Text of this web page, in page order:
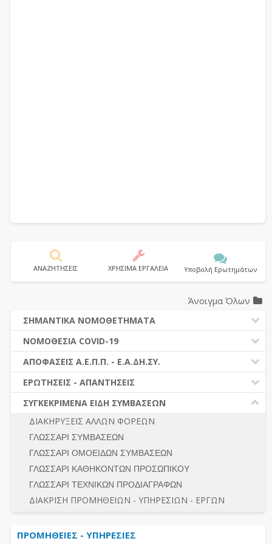
ΑΝΑΖΗΤΗΣΕΙΣ ΧΡΗΣΙΜΑ ΕΡΓΑΛΕΙΑ Υποβολή Ερωτημάτων
Άνοιγμα Όλων
ΣΗΜΑΝΤΙΚΑ ΝΟΜΟΘΕΤΗΜΑΤΑ
ΔΗΜΟΣΙΕΣ ΣΥΜΒΑΣΕΙΣ (Ν. 4412/2016)
ΔΗΜΟΤΙΚΟΣ ΚΩΔΙΚΑΣ (Ν.3463/2006)
ΚΑΛΛΙΚΡΑΤΗΣ (Ν.3852/2010)
ΝΟΜΟΘΕΣΙΑ - ΝΟΜΟΛΟΓΙΑ (ΣΥΝΟΛΟ)
ΝΟΜΟΘΕΣΙΑ COVID-19
ΝΟΜΟΘΕΣΙΑ - ΝΟΜΟΛΟΓΙΑ COVID -19
ΕΡΩΤΗΣΕΙΣ - ΑΠΑΝΤΗΣΕΙΣ
ΑΠΟΦΑΣΕΙΣ Α.Ε.Π.Π. - Ε.Α.ΔΗ.ΣΥ.
ΠΡΟΔΙΚΑΣΤΙΚΗ ΠΡΟΣΦΥΓΗ
ΓΕΝΙΚΟΙ ΚΑΝΟΝΕΣ
ΔΙΚΑΙΟΥΜΕΝΟΙ ΣΥΜΜΕΤΟΧΗΣ
ΠΡΟΣΦΟΡΕΣ – ΔΙΚΑΙΟΛΟΓΗΤΙΚΑ ΣΥΜΜΕΤΟΧΗΣ
ΔΙΕΞΑΓΩΓΗ ΔΙΑΔΙΚΑΣΙΑΣ
ΕΣΗΔΗΣ – ΚΗΜΔΗΣ
ΠΕΡΙΛΗΨΕΙΣ ΑΠΟΦΑΣΕΩΝ Α.Ε.Π.Π. - Ε.Α.ΔΗ.ΣΥ.
ΣΥΝΟΛΟ
ΕΡΩΤΗΣΕΙΣ - ΑΠΑΝΤΗΣΕΙΣ
Ν. 4782/2021 - ΤΡΟΠΟΠΟΙΗΣΗ 4412/2016
ΔΙΕΞΑΓΩΓΗ ΔΙΑΔΙΚΑΣΙΑΣ
ΔΙΑΔΙΚΑΣΙΕΣ ΑΝΑΘΕΣΗΣ
ΓΕΝΙΚΟΙ ΚΑΝΟΝΕΣ
ΠΡΟΕΤΟΙΜΑΣΙΑ - ΔΗΜΟΣΙΟΤΗΤΑ
ΛΟΓΟΙ ΑΠΟΚΛΕΙΣΜΟΥ-ΔΙΚΑΙΟΥΜΕΝΟΙ ΣΥΜΜΕΤΟΧΗΣ
ΠΡΟΣΦΟΡΕΣ - ΔΙΚΑΙΟΛΟΓΗΤΙΚΑ ΣΥΜΜΕΤΟΧΗΣ
ΣΥΓΚΕΚΡΙΜΕΝΑ ΕΙΔΗ ΣΥΜΒΑΣΕΩΝ
ΔΙΑΚΗΡΥΞΕΙΣ ΑΛΛΩΝ ΦΟΡΕΩΝ
ΓΛΩΣΣΑΡΙ ΣΥΜΒΑΣΕΩΝ
ΓΛΩΣΣΑΡΙ ΟΜΟΕΙΔΩΝ ΣΥΜΒΑΣΕΩΝ
ΓΛΩΣΣΑΡΙ ΚΑΘΗΚΟΝΤΩΝ ΠΡΟΣΩΠΙΚΟΥ
ΓΛΩΣΣΑΡΙ ΤΕΧΝΙΚΩΝ ΠΡΟΔΙΑΓΡΑΦΩΝ
ΔΙΑΚΡΙΣΗ ΠΡΟΜΗΘΕΙΩΝ - ΥΠΗΡΕΣΙΩΝ - ΕΡΓΩΝ
ΠΡΟΜΗΘΕΙΕΣ - ΥΠΗΡΕΣΙΕΣ